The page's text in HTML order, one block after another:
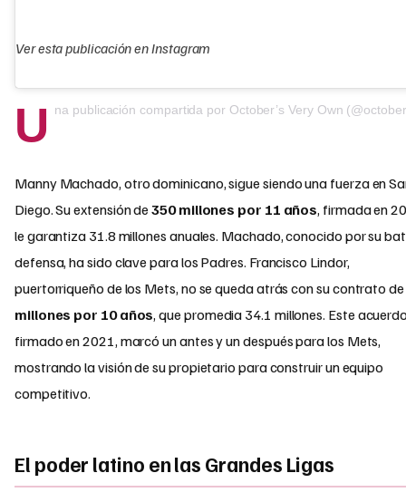
Ver esta publicación en Instagram
U na publicación compartida por October’s Very Own
Manny Machado, otro dominicano, sigue siendo una fuerza en
Diego. Su extensión de350 millones por 11 años, firmada en
le garantiza 31.8 millones anuales. Machado, conocido por su
defensa, ha sido clave para los Padres. Francisco Lindor,
puertorriqueño de los Mets, no se queda atrás con su contrato de
millones por 10 años, que promedia 34.1 millones. Este
firmado en 2021, marcó un antes y un después para los Mets,
mostrando la visión de su propietario para construir un equipo
competitivo.
El poder latino en las Grandes Ligas